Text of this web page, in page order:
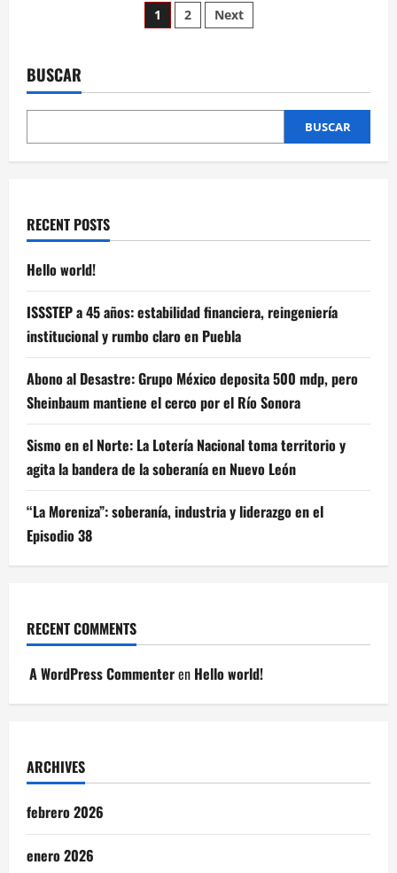
Armenta
Presenta
Proyectos
Poblanos
Paginación
entradas
1 2 Next
BUSCAR
BUSCAR
RECENT POSTS
Hello world!
ISSSTEP a 45 años: estabilidad financiera, reingeniería
institucional y rumbo claro en Puebla
Abono al Desastre: Grupo México deposita 500 mdp, pero
Sheinbaum mantiene el cerco por el Río Sonora
Sismo en el Norte: La Lotería Nacional toma territorio y
agita la bandera de la soberanía en Nuevo León
“La Moreniza”: soberanía, industria y liderazgo en el
Episodio 38
RECENT COMMENTS
A WordPress Commenteren Hello world!
ARCHIVES
febrero 2026
enero 2026